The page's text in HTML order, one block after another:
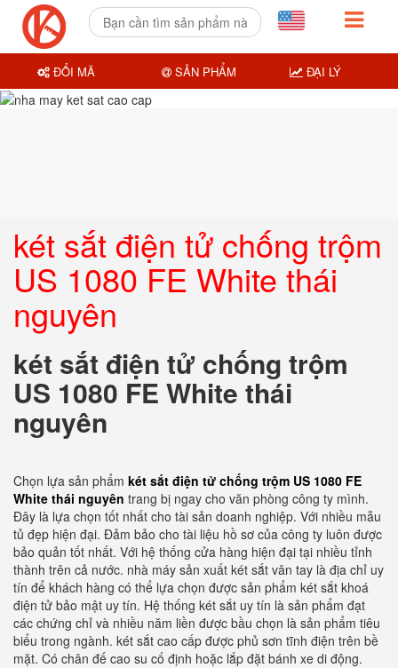
két sắt điện tử chống trộm
US 1080 FE White thái
nguyên
két sắt điện tử chống trộm
US 1080 FE White thái
nguyên
Chọn lựa sản phẩm két sắt điện tử chống trộm US 1080 FE
White thái nguyên trang bị ngay cho văn phòng công ty mình.
Đây là lựa chọn tốt nhất cho tài sản doanh nghiệp. Với nhiều mẫu
tủ đẹp hiện đại. Đảm bảo cho tài liệu hồ sơ của công ty luôn được
bảo quản tốt nhất. Với hệ thống cửa hàng hiện đại tại nhiều tỉnh
thành trên cả nước. nhà máy sản xuất két sắt vân tay là địa chỉ uy
tín để khách hàng có thể lựa chọn được sản phẩm két sắt khoá
điện tử bảo mật uy tín. Hệ thống két sắt uy tín là sản phẩm đạt
các chứng chỉ và nhiều năm liền được bầu chọn là sản phẩm tiêu
biểu trong ngành. két sắt cao cấp được phủ sơn tĩnh điện trên bề
mặt. Có chân đế cao su cố định hoặc lắp đặt bánh xe di động.
ĐỔI MÃ SẢN PHẨM ĐẠI LÝ